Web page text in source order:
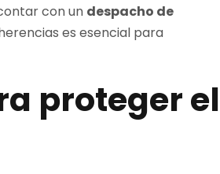
con un despacho de
es esencial para
proteger el